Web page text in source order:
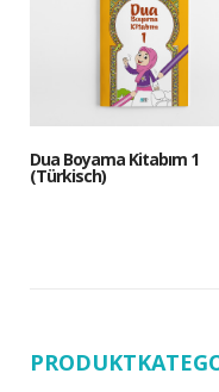
Dua Boyama Kitabım 1
(Türkisch)